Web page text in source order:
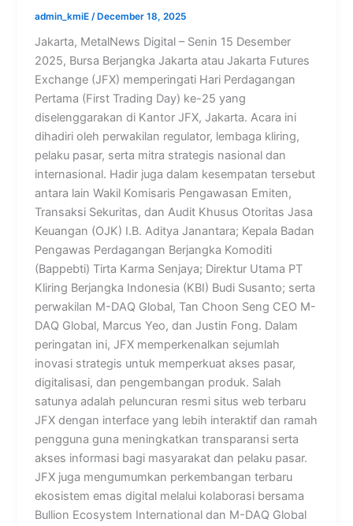
admin_kmiE /December 18, 2025
Jakarta, MetalNews Digital – Senin 15 Desember
2025, Bursa Berjangka Jakarta atau Jakarta Futures
Exchange (JFX) memperingati Hari Perdagangan
Pertama (First Trading Day) ke-25 yang
diselenggarakan di Kantor JFX, Jakarta. Acara ini
dihadiri oleh perwakilan regulator, lembaga kliring,
pelaku pasar, serta mitra strategis nasional dan
internasional. Hadir juga dalam kesempatan tersebut
antara lain Wakil Komisaris Pengawasan Emiten,
Transaksi Sekuritas, dan Audit Khusus Otoritas Jasa
Keuangan (OJK) I.B. Aditya Janantara; Kepala Badan
Pengawas Perdagangan Berjangka Komoditi
(Bappebti) Tirta Karma Senjaya; Direktur Utama PT
Kliring Berjangka Indonesia (KBI) Budi Susanto; serta
perwakilan M-DAQ Global, Tan Choon Seng CEO M-
DAQ Global, Marcus Yeo, dan Justin Fong. Dalam
peringatan ini, JFX memperkenalkan sejumlah
inovasi strategis untuk memperkuat akses pasar,
digitalisasi, dan pengembangan produk. Salah
satunya adalah peluncuran resmi situs web terbaru
JFX dengan interface yang lebih interaktif dan ramah
pengguna guna meningkatkan transparansi serta
akses informasi bagi masyarakat dan pelaku pasar.
JFX juga mengumumkan perkembangan terbaru
ekosistem emas digital melalui kolaborasi bersama
Bullion Ecosystem International dan M-DAQ Global